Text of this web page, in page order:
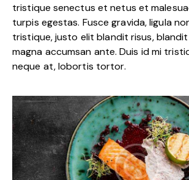
tristique senectus et netus et
turpis egestas. Fusce gravida, ligula
tristique, justo elit blandit risus, blandit
magna accumsan ante. Duis id mi
neque at, lobortis tortor.